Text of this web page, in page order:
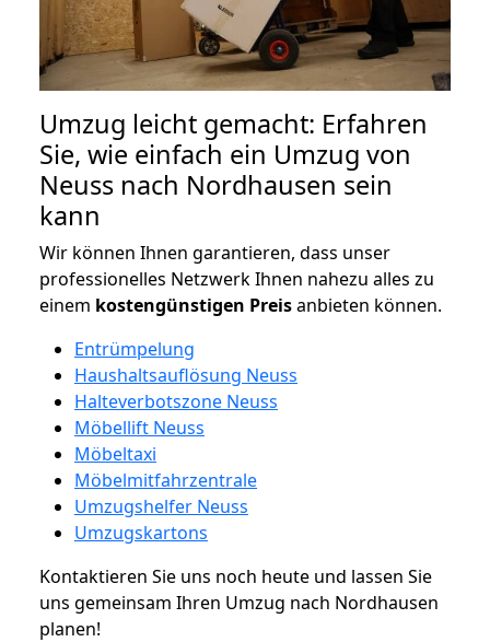
Umzug leicht gemacht: Erfahren
Sie, wie einfach ein Umzug von
Neuss nach Nordhausen sein
kann
Wir können Ihnen garantieren, dass unser
professionelles Netzwerk Ihnen nahezu alles zu
einem kostengünstigen Preisanbieten können.
Entrümpelung
Haushaltsauflösung Neuss
Halteverbotszone Neuss
Möbellift Neuss
Möbeltaxi
Möbelmitfahrzentrale
Umzugshelfer Neuss
Umzugskartons
Kontaktieren Sie uns noch heute und lassen Sie
uns gemeinsam Ihren Umzug nach Nordhausen
planen!